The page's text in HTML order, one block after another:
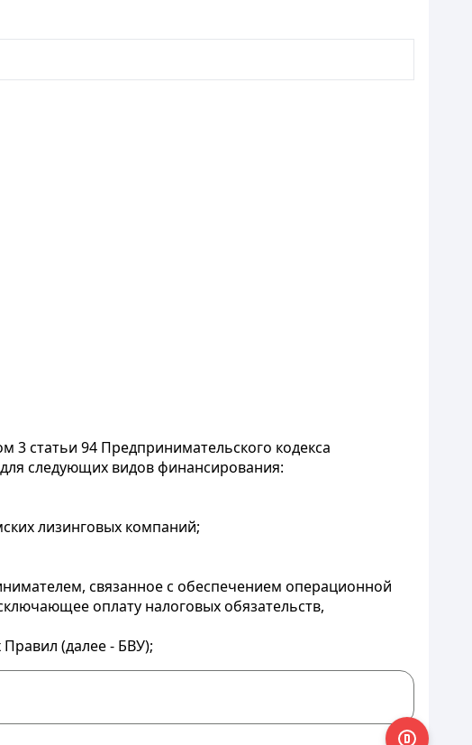
3 статьи 94 Предпринимательского кодекса
следующих видов финансирования:
лизинговых компаний;
связанное с обеспечением операционной
оплату налоговых обязательств,
(далее - БВУ);